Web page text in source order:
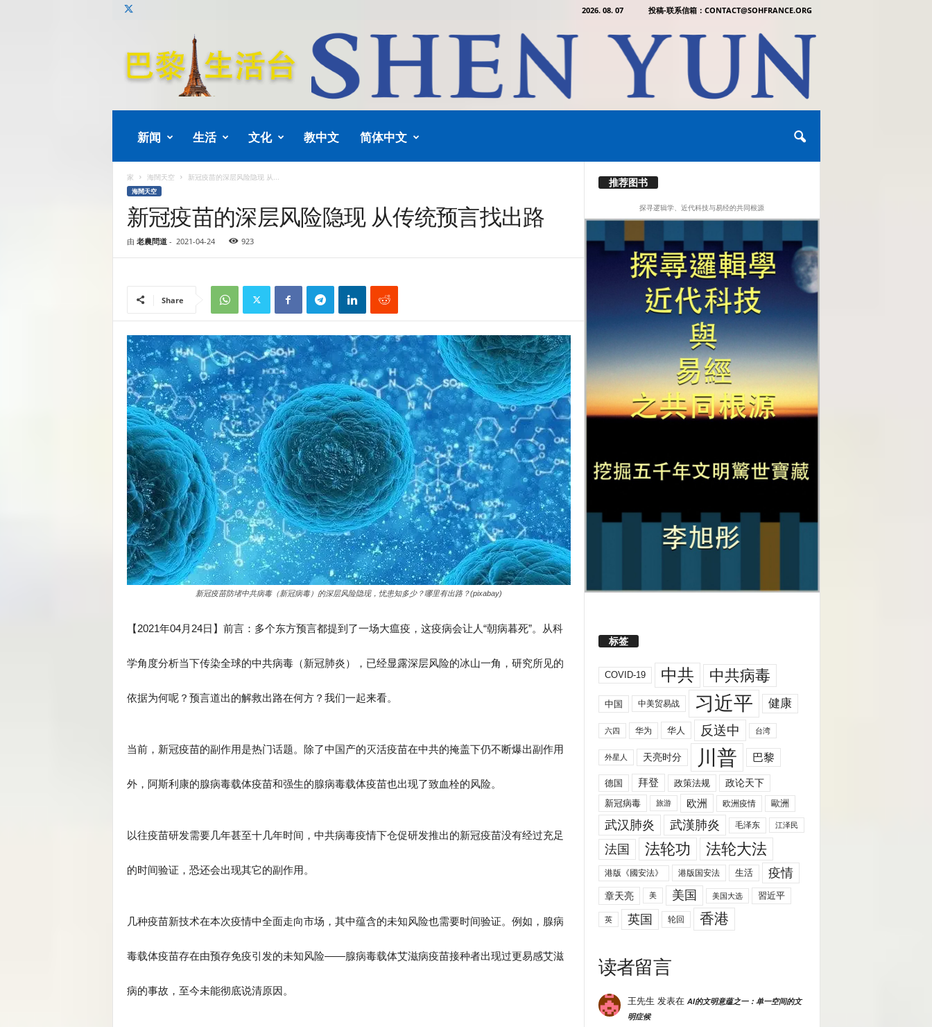
2026. 08. 07 投稿-联系信箱：CONTACT@SOHFRANCE.ORG
新闻 生活 文化 教中文 简体中文
家 海闊天空 新冠疫苗的深层风险隐现 从...
海闊天空
新冠疫苗的深层风险隐现 从传统预言找出路
由 老農問道- 2021-04-24 923
Share
新冠疫苗防堵中共病毒（新冠病毒）的深层风险隐现，忧患知多少？哪里有出路？(pixabay)
【2021年04月24日】前言：多个东方预言都提到了一场大瘟疫，这疫病会让人“朝病暮死”。从科
学角度分析当下传染全球的中共病毒（新冠肺炎），已经显露深层风险的冰山一角，研究所见的
依据为何呢？预言道出的解救出路在何方？我们一起来看。
当前，新冠疫苗的副作用是热门话题。除了中国产的灭活疫苗在中共的掩盖下仍不断爆出副作用
外，阿斯利康的腺病毒载体疫苗和强生的腺病毒载体疫苗也出现了致血栓的风险。
以往疫苗研发需要几年甚至十几年时间，中共病毒疫情下仓促研发推出的新冠疫苗没有经过充足
的时间验证，恐还会出现其它的副作用。
几种疫苗新技术在本次疫情中全面走向市场，其中蕴含的未知风险也需要时间验证。例如，腺病
毒载体疫苗存在由预存免疫引发的未知风险——腺病毒载体艾滋病疫苗接种者出现过更易感艾滋
病的事故，至今未能彻底说清原因。
推荐图书
探寻逻辑学、近代科技与易经的共同根源
标签
COVID-19 中共 中共病毒
中国 中美贸易战 习近平 健康
六四 华为 华人 反送中 台湾
外星人 天亮时分 川普 巴黎
德国 拜登 政策法规
政论天下
新冠病毒
旅游 欧洲 欧洲疫情 歐洲
武汉肺炎 武漢肺炎 毛泽东 江泽民
法国 法轮功 法轮大法
港版《國安法》 港版国安法 生活 疫情
章天亮 美 美国 美国大选 習近平
英 英国 轮回 香港
读者留言
王先生 发表在 AI的文明意蕴之一：单一空间的文
明症候